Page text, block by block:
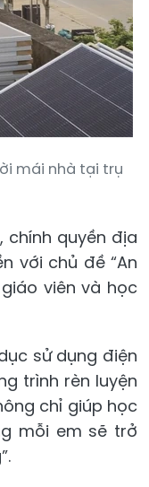
mái nhà tại trụ
chính quyền địa
với chủ đề “An
viên và học
sử dụng điện
trình rèn luyện
chỉ giúp học
mỗi em sẽ trở